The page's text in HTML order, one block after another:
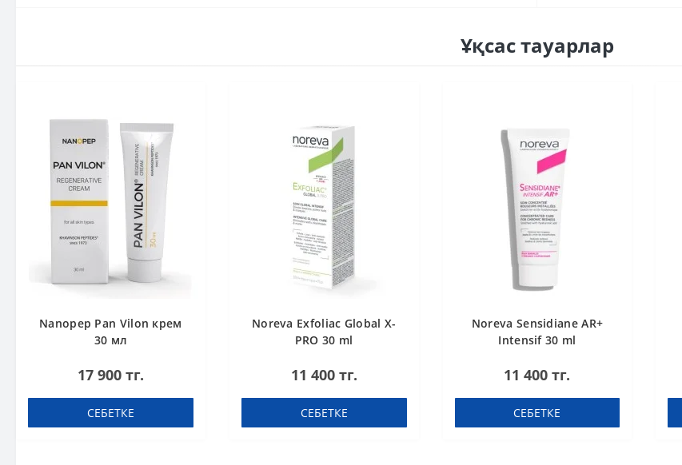
Ұқсас тауарлар
Nanopep Pan Vilon крем
30 мл
17 900 тг.
СЕБЕТКЕ
Noreva Exfoliac Global X-
PRO 30 ml
11 400 тг.
СЕБЕТКЕ
Noreva Sensidiane AR+
Intensif 30 ml
11 400 тг.
СЕБЕТКЕ